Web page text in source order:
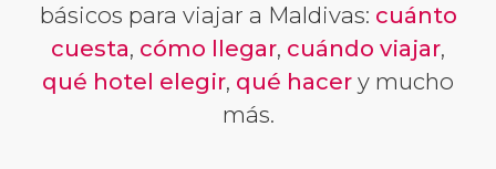
básicos para viajar a Maldivas: cuánto
cuesta, cómo llegar, cuándo viajar,
qué hotel elegir, qué hacer y mucho
más.